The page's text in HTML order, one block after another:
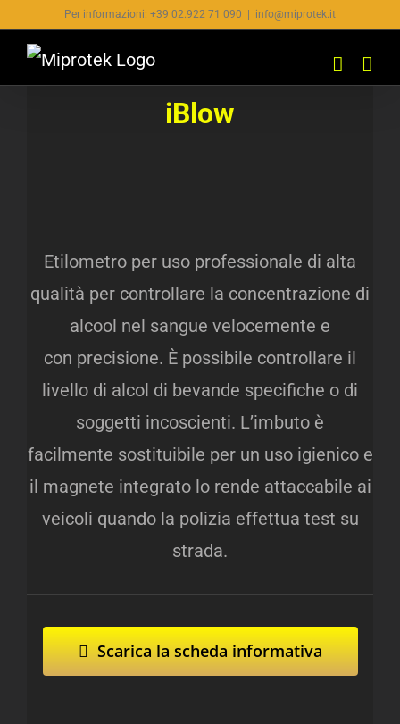
contenuto
Per informazioni: +39 02.922 71 090 info@miprotek.it
iBlow
Etilometro per uso professionale di alta
qualità per controllare la concentrazione di
alcool nel sangue velocemente e
con precisione. È possibile controllare il
livello di alcol di bevande specifiche o di
soggetti incoscienti. L’imbuto è
facilmente sostituibile per un uso igienico e
il magnete integrato lo rende attaccabile ai
veicoli quando la polizia effettua test su
strada.
Scarica la scheda informativa